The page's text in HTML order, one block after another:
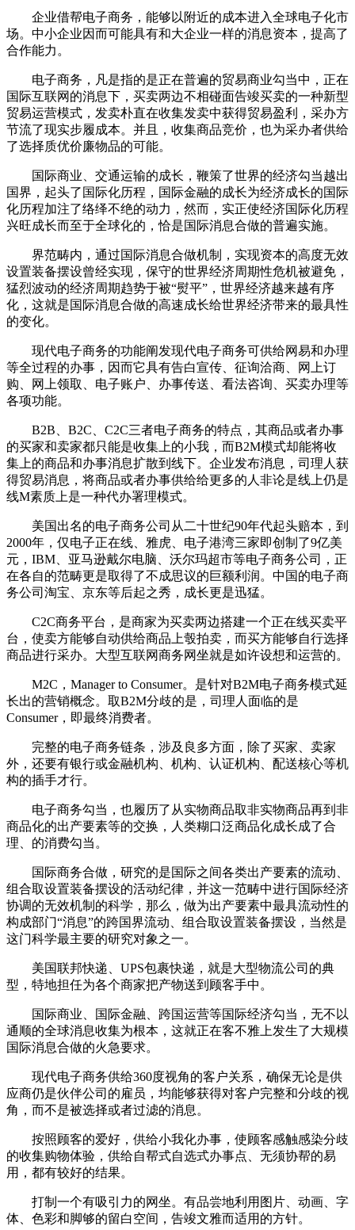
企业借帮电子商务，能够以附近的成本进入全球电子化市
场。中小企业因而可能具有和大企业一样的消息资本，提高了
合作能力。
电子商务，凡是指的是正在普遍的贸易商业勾当中，正在
国际互联网的消息下，买卖两边不相碰面告竣买卖的一种新型
贸易运营模式，发卖朴直在收集发卖中获得贸易盈利，采办方
节流了现实步履成本。并且，收集商品竞价，也为采办者供给
了选择质优价廉物品的可能。
国际商业、交通运输的成长，鞭策了世界的经济勾当越出
国界，起头了国际化历程，国际金融的成长为经济成长的国际
化历程加注了络绎不绝的动力，然而，实正使经济国际化历程
兴旺成长而至于全球化的，恰是国际消息合做的普遍实施。
界范畴内，通过国际消息合做机制，实现资本的高度无效
设置装备摆设曾经实现，保守的世界经济周期性危机被避免，
猛烈波动的经济周期趋势于被“熨平”，世界经济越来越有序
化，这就是国际消息合做的高速成长给世界经济带来的最具性
的变化。
现代电子商务的功能阐发现代电子商务可供给网易和办理
等全过程的办事，因而它具有告白宣传、征询洽商、网上订
购、网上领取、电子账户、办事传送、看法咨询、买卖办理等
各项功能。
B2B、B2C、C2C三者电子商务的特点，其商品或者办事
的买家和卖家都只能是收集上的小我，而B2M模式却能将收
集上的商品和办事消息扩散到线下。企业发布消息，司理人获
得贸易消息，将商品或者办事供给给更多的人非论是线上仍是
线M素质上是一种代办署理模式。
美国出名的电子商务公司从二十世纪90年代起头赔本，到
2000年，仅电子正在线、雅虎、电子港湾三家即创制了9亿美
元，IBM、亚马逊戴尔电脑、沃尔玛超市等电子商务公司，正
在各自的范畴更是取得了不成思议的巨额利润。中国的电子商
务公司淘宝、京东等后起之秀，成长更是迅猛。
C2C商务平台，是商家为买卖两边搭建一个正在线买卖平
台，使卖方能够自动供给商品上彀拍卖，而买方能够自行选择
商品进行采办。大型互联网商务网坐就是如许设想和运营的。
M2C，Manager to Consumer。是针对B2M电子商务模式延
长出的营销概念。取B2M分歧的是，司理人面临的是
Consumer，即最终消费者。
完整的电子商务链条，涉及良多方面，除了买家、卖家
外，还要有银行或金融机构、机构、认证机构、配送核心等机
构的插手才行。
电子商务勾当，也履历了从实物商品取非实物商品再到非
商品化的出产要素等的交换，人类糊口泛商品化成长成了合
理、的消费勾当。
国际商务合做，研究的是国际之间各类出产要素的流动、
组合取设置装备摆设的活动纪律，并这一范畴中进行国际经济
协调的无效机制的科学，那么，做为出产要素中最具流动性的
构成部门“消息”的跨国界流动、组合取设置装备摆设，当然是
这门科学最主要的研究对象之一。
美国联邦快递、UPS包裹快递，就是大型物流公司的典
型，特地担任为各个商家把产物送到顾客手中。
国际商业、国际金融、跨国运营等国际经济勾当，无不以
通顺的全球消息收集为根本，这就正在客不雅上发生了大规模
国际消息合做的火急要求。
现代电子商务供给360度视角的客户关系，确保无论是供
应商仍是伙伴公司的雇员，均能够获得对客户完整和分歧的视
角，而不是被选择或者过滤的消息。
按照顾客的爱好，供给小我化办事，使顾客感触感染分歧
的收集购物体验，供给自帮式自选式办事点、无须协帮的易
用，都有较好的结果。
打制一个有吸引力的网坐。有品尝地利用图片、动画、字
体、色彩和脚够的留白空间，告竣文雅而适用的方针。